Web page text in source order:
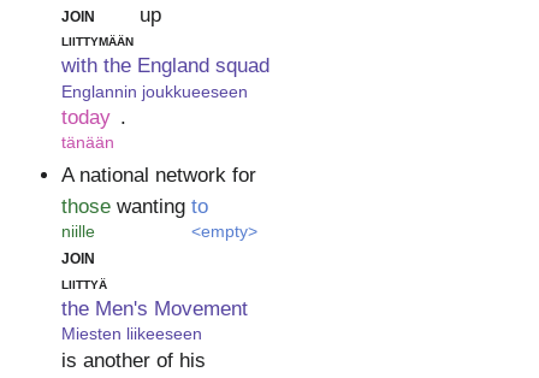
join
liittymään
up
with the England squad
Englannin joukkueeseen
today
tänään
.
A national network for
those
niille
wanting to
<empty>
join
liittyä
the Men's Movement
Miesten liikeeseen
is another of his